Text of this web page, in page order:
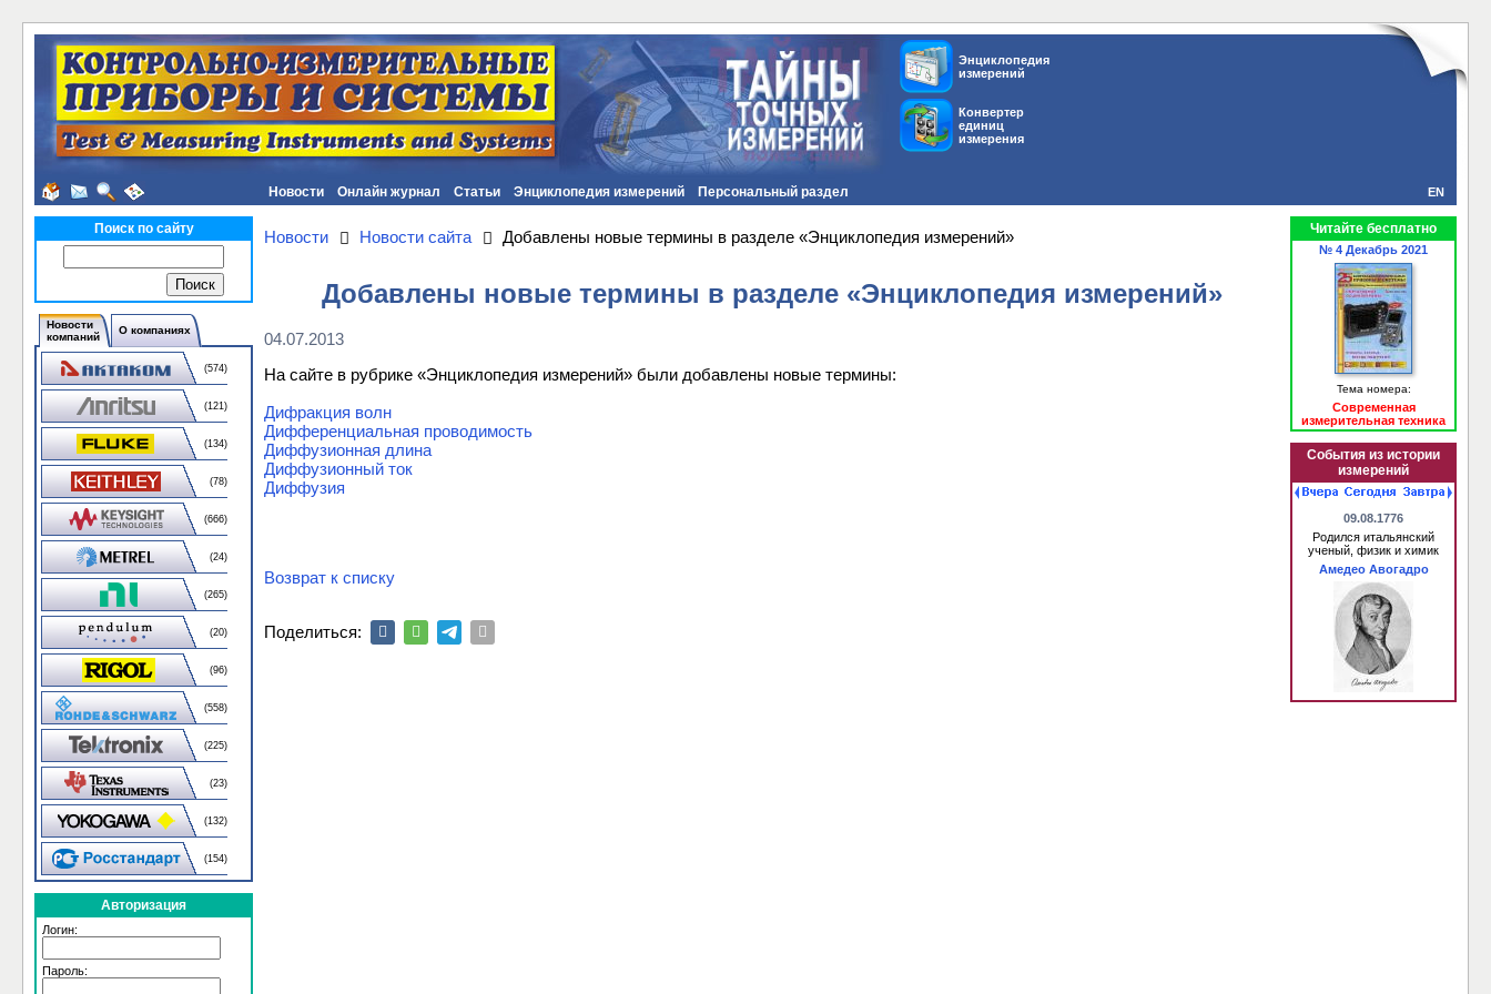
Энциклопедия
измерений
Конвертер
единиц
измерения
Новости Онлайн журнал Статьи Энциклопедия измерений Персональный раздел EN
Поиск по сайту
Новости
компаний
О компаниях
(574)
(121)
(134)
(78)
(666)
(24)
(265)
(20)
(96)
(558)
(225)
(23)
(132)
(154)
Авторизация
Логин:
Пароль:
Новости Новости сайта Добавлены новые термины в разделе «Энциклопедия измерений»
Добавлены новые термины в разделе «Энциклопедия измерений»
04.07.2013
На сайте в рубрике «Энциклопедия измерений» были добавлены новые термины:
Дифракция волн
Дифференциальная проводимость
Диффузионная длина
Диффузионный ток
Диффузия
Возврат к списку
Поделиться:
Читайте бесплатно
№ 4 Декабрь 2021
Тема номера:
Современная
измерительная техника
События из истории
измерений
09.08.1776
Родился итальянский
ученый, физик и химик
Амедео Авогадро